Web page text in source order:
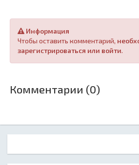
Информация
Чтобы оставить комментарий,
зарегистрироваться или войти.
Комментарии (0)